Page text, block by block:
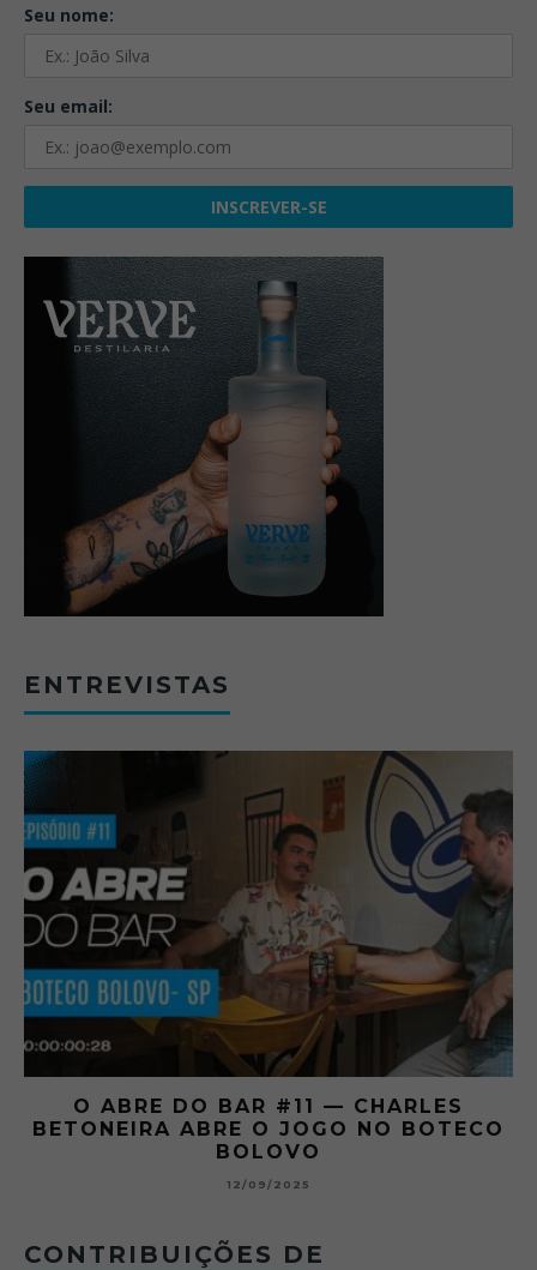
Seu nome:
Seu email:
ENTREVISTAS
O ABRE DO BAR #11 — CHARLES
BETONEIRA ABRE O JOGO NO BOTECO
BOLOVO
12/09/2025
CONTRIBUIÇÕES DE